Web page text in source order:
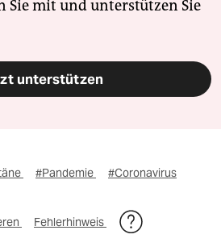
Sie mit und unterstützen Sie
unterstützen
#Pandemie #Coronavirus
Fehlerhinweis